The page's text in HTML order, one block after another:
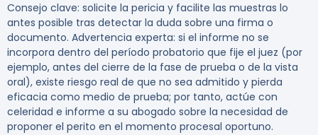
Consejo clave: solicite la pericia y facilite las muestras lo
antes posible tras detectar la duda sobre una firma o
documento. Advertencia experta: si el informe no se
incorpora dentro del período probatorio que fije el juez (por
ejemplo, antes del cierre de la fase de prueba o de la vista
oral), existe riesgo real de que no sea admitido y pierda
eficacia como medio de prueba; por tanto, actúe con
celeridad e informe a su abogado sobre la necesidad de
proponer el perito en el momento procesal oportuno.